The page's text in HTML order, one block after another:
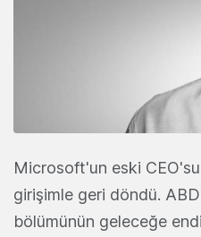
Microsoft'un eski
girişimle geri döndü.
bölümünün geleceğe